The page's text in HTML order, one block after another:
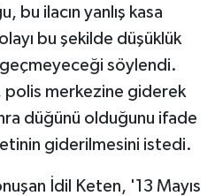
bu ilacın yanlış kasa
bu şekilde düşüklük
söylendi.
polis merkezine giderek
düğünü olduğunu ifade
giderilmesini istedi.
İdil Keten, '13 Mayıs